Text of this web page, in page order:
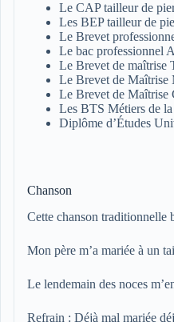
Le CAP tailleur de
Les BEP tailleur de
Le Brevet
Le bac professionnel
Le Brevet de maîtrise
Le Brevet de Maîtrise
Le Brevet de Maîtrise
Les BTS Métiers de
Diplôme d’Études
Chanson
Cette chanson traditionnelle
Mon père m’a mariée à un
Le lendemain des noces
Refrain : Déjà mal mariée